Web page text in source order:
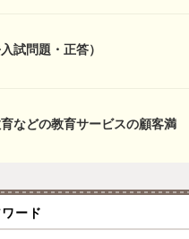
試問題・正答）
などの教育サービスの顧客満
ード